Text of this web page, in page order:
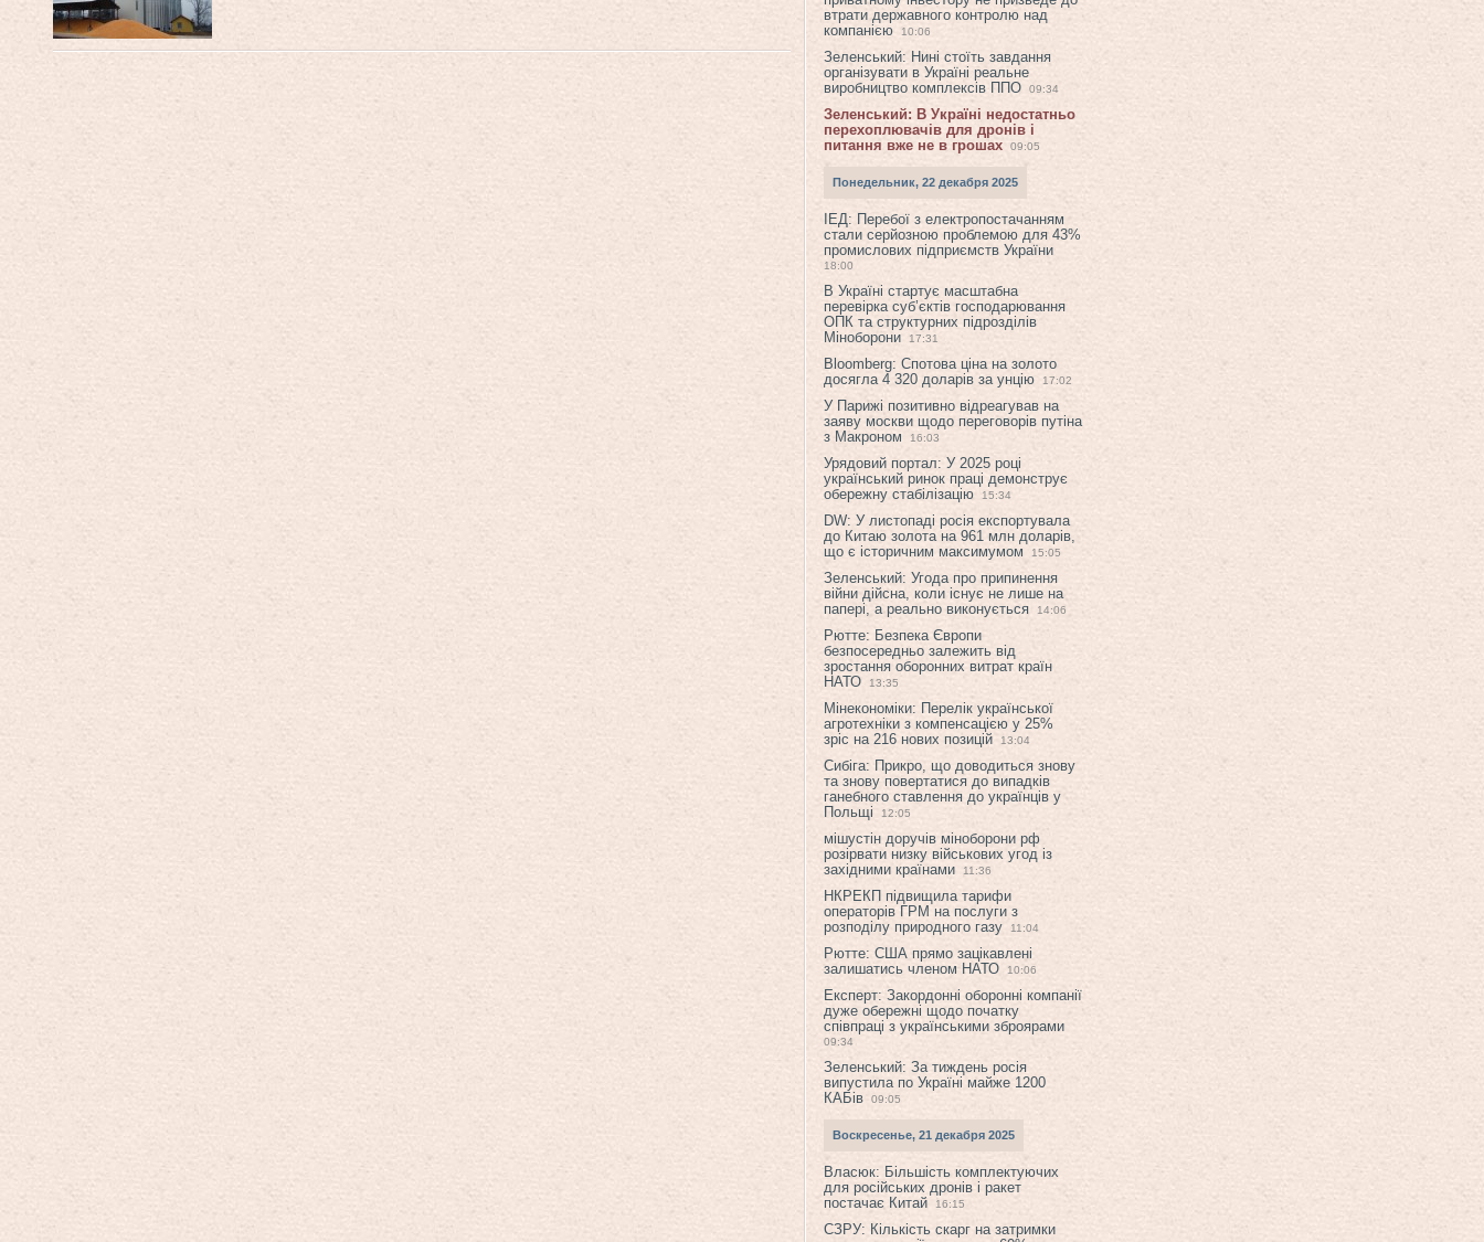
втрати державного контролю над
компанією
10:06
Зеленський: Нині стоїть завдання
організувати в Україні реальне
виробництво комплексів ППО
09:34
Зеленський: В Україні недостатньо
перехоплювачів для дронів і
питання вже не в грошах
09:05
Понедельник, 22 декабря 2025
ІЕД: Перебої з електропостачанням
стали серйозною проблемою для 43%
промислових підприємств України
18:00
В Україні стартує масштабна
перевірка суб’єктів господарювання
ОПК та структурних підрозділів
Міноборони
17:31
Bloomberg: Спотова ціна на золото
досягла 4 320 доларів за унцію
17:02
У Парижі позитивно відреагував на
заяву москви щодо переговорів путіна
з Макроном
16:03
Урядовий портал: У 2025 році
український ринок праці демонструє
обережну стабілізацію
15:34
DW: У листопаді росія експортувала
до Китаю золота на 961 млн доларів,
що є історичним максимумом
15:05
Зеленський: Угода про припинення
війни дійсна, коли існує не лише на
папері, а реально виконується
14:06
Рютте: Безпека Європи
безпосередньо залежить від
зростання оборонних витрат країн
НАТО
13:35
Мінекономіки: Перелік української
агротехніки з компенсацією у 25%
зріс на 216 нових позицій
13:04
Сибіга: Прикро, що доводиться знову
та знову повертатися до випадків
ганебного ставлення до українців у
Польщі
12:05
мішустін доручів міноборони рф
розірвати низку військових угод із
західними країнами
11:36
НКРЕКП підвищила тарифи
операторів ГРМ на послуги з
розподілу природного газу
11:04
Рютте: США прямо зацікавлені
залишатись членом НАТО
10:06
Експерт: Закордонні оборонні компанії
дуже обережні щодо початку
співпраці з українськими зброярами
09:34
Зеленський: За тиждень росія
випустила по Україні майже 1200
КАБів
09:05
Воскресенье, 21 декабря 2025
Власюк: Більшість комплектуючих
для російських дронів і ракет
постачає Китай
16:15
СЗРУ: Кількість скарг на затримки